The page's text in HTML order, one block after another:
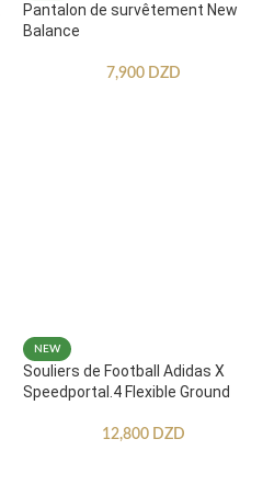
Pantalon de survêtement New
Balance
7,900 DZD
NEW
Souliers de Football Adidas X
Speedportal.4 Flexible Ground
12,800 DZD